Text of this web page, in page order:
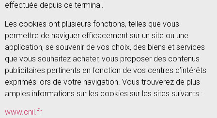
effectuée depuis ce terminal.
Les cookies ont plusieurs fonctions, telles que vous
permettre de naviguer efficacement sur un site ou une
application, se souvenir de vos choix, des biens et services
que vous souhaitez acheter, vous proposer des contenus
publicitaires pertinents en fonction de vos centres d’intérêts
exprimés lors de votre navigation. Vous trouverez de plus
amples informations sur les cookies sur les sites suivants :
www.cnil.fr